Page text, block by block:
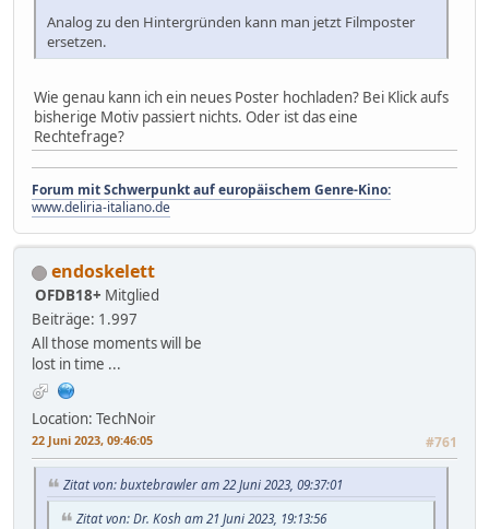
Analog zu den Hintergründen kann man jetzt Filmposter
ersetzen.
Wie genau kann ich ein neues Poster hochladen? Bei Klick aufs
bisherige Motiv passiert nichts. Oder ist das eine
Rechtefrage?
Forum mit Schwerpunkt auf europäischem Genre-Kino:
www.deliria-italiano.de
endoskelett
OFDB18+ Mitglied
Beiträge: 1.997
All those moments will be
lost in time ...
Location: TechNoir
22 Juni 2023, 09:46:05 #761
Zitat von: buxtebrawler am 22 Juni 2023, 09:37:01
Zitat von: Dr. Kosh am 21 Juni 2023, 19:13:56